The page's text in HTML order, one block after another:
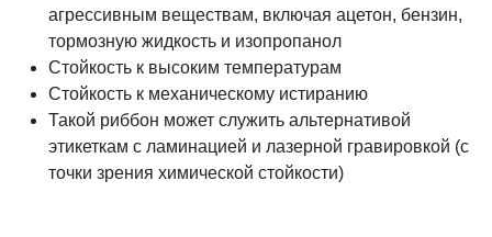
агрессивным веществам, включая ацетон, бензин,
тормозную жидкость и изопропанол
Стойкость к высоким температурам
Стойкость к механическому истиранию
Такой риббон может служить альтернативой
этикеткам с ламинацией и лазерной гравировкой (с
точки зрения химической стойкости)